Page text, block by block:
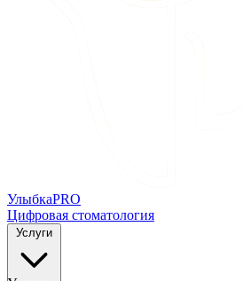
УлыбкаPRO
Цифровая стоматология
Услуги